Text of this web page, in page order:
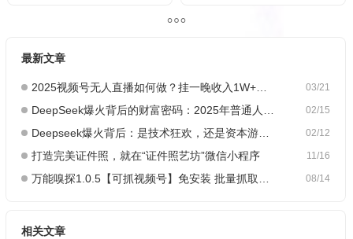
最新文章
03/21
2025视频号无人直播如何做？挂一晚收入1W+，这份教程，小白可做~
02/15
DeepSeek爆火背后的财富密码：2025年普通人如何抓住AI创业风口？
02/12
Deepseek爆火背后：是技术狂欢，还是资本游戏？
11/16
打造完美证件照，就在“证件照艺坊”微信小程序
08/14
万能嗅探1.0.5【可抓视频号】免安装 批量抓取媒体文件
相关文章